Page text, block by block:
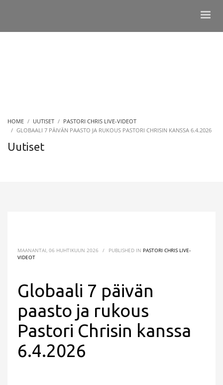
HOME UUTISET
PASTORI CHRIS LIVE-VIDEOT
GLOBAALI 7 PÄIVÄN PAASTO JA RUKOUS PASTORI CHRISIN KANSSA 6.4.2026
Uutiset
MAANANTAI, 06 HUHTIKUUN 2026 / PUBLISHED IN PASTORI CHRIS LIVE-
VIDEOT
Globaali 7 päivän
paasto ja rukous
Pastori Chrisin kanssa
6.4.2026